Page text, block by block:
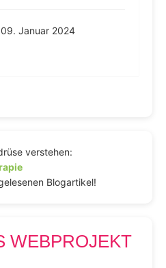
Januar 2024
verstehen:
Blogartikel!
WEBPROJEKT